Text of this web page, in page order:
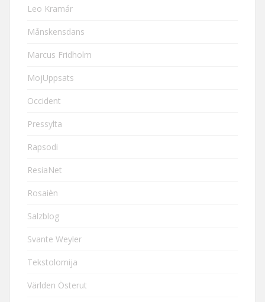
Leo Kramár
Månskensdans
Marcus Fridholm
MojUppsats
Occident
Pressylta
Rapsodi
ResiaNet
Rosaièn
Salzblog
Svante Weyler
Tekstolomija
Världen Österut